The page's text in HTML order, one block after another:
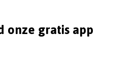
onze gratis app